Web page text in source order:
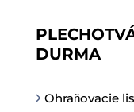
DURMA
Ohraňovacie